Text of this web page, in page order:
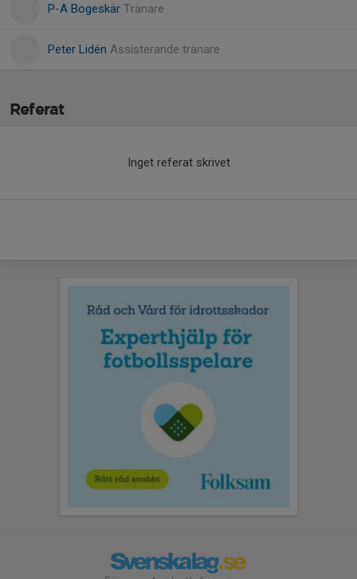
P-A Bogeskär Tränare
Peter Lidén Assisterande tränare
Referat
Inget referat skrivet